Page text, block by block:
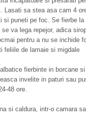
Lasati sa stea asa cam 4
si puneti pe foc. Se fierbe
va lega repejor, adica
pentru a nu se inchide
feliile de lamaie si migdale
fierbinte in borcane si
invelite in paturi sau
48 ore.
si caldura, intr-o camara